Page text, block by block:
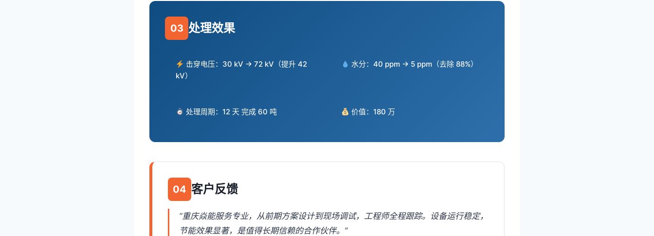
03 处理效果
击穿电压：30 kV → 72 kV（提升 42
kV）
水分：40 ppm → 5 ppm（去除 88%）
处理周期：12 天 完成 60 吨 价值：180 万
04 客户反馈
“重庆焱能服务专业，从前期方案设计到现场调试，工程师全程跟踪。设备运行稳定，
节能效果显著，是值得长期信赖的合作伙伴。”